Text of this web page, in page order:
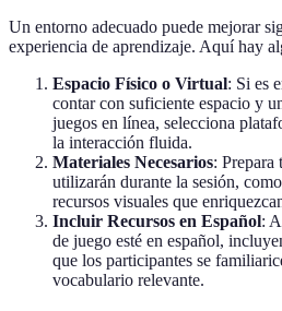
Un entorno adecuado puede mejorar
experiencia de aprendizaje. Aquí hay
Espacio Físico o Virtual: Si es
contar con suficiente espacio y
juegos en línea, selecciona
la interacción fluida.
Materiales Necesarios: Prepara
utilizarán durante la sesión,
recursos visuales que
Incluir Recursos en Español:
de juego esté en español,
que los participantes se
vocabulario relevante.